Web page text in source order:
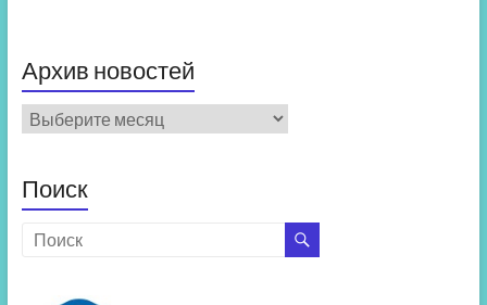
Архив новостей
Архив
новостей
Поиск